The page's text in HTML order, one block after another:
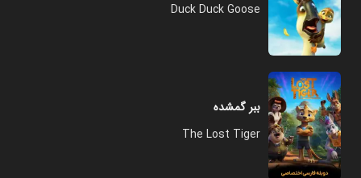
Duck Duck Goose
ببر گمشده
The Lost Tiger